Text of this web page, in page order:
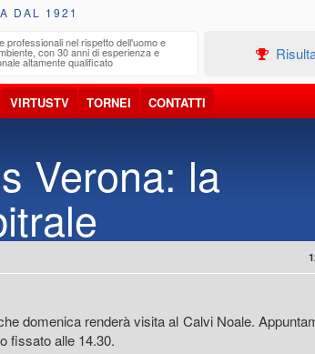
DAL 1921
professionali nel rispetto dell'uomo e
con 30 anni di esperienza e
altamente qualificato
VIRTUSTV TORNEI CONTATTI
Verona: la
domenica renderà visita al Calvi Noale.
fissato alle 14.30.